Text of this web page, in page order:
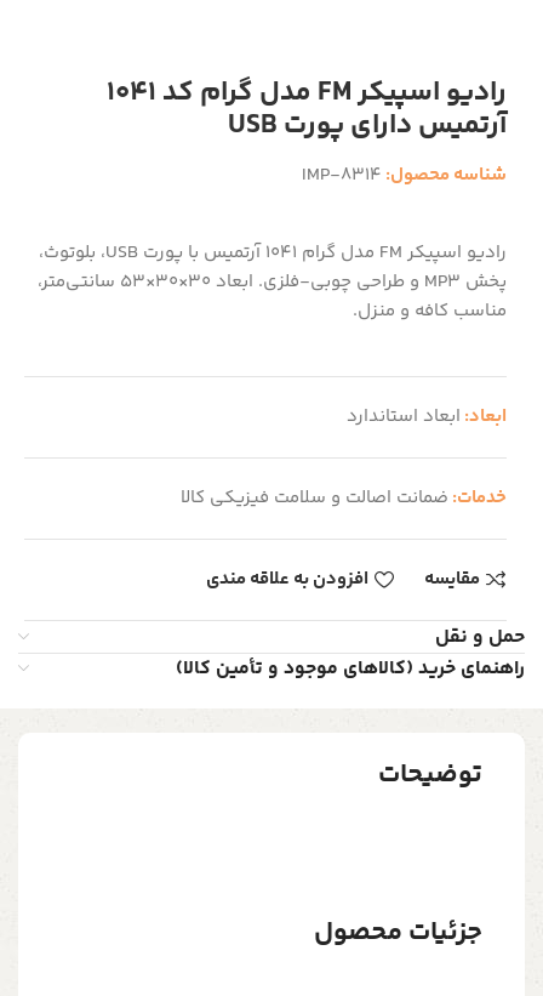
رادیو اسپیکر FM مدل گرام کد 1041
آرتمیس دارای پورت USB
شناسه محصول: IMP-8314
رادیو اسپیکر FM مدل گرام 1041 آرتمیس با پورت USB، بلوتوث،
پخش MP3 و طراحی چوبی-فلزی. ابعاد 30×30×53 سانتی‌متر،
مناسب کافه و منزل.
ابعاد: ابعاد استاندارد
خدمات: ضمانت اصالت و سلامت فیزیکی کالا
مقایسه افزودن به علاقه مندی
حمل و نقل
راهنمای خرید (کالاهای موجود و تأمین کالا)
توضیحات
جزئیات محصول